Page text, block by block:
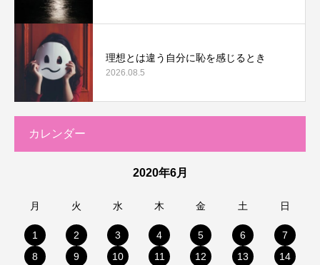
理想とは違う自分に恥を感じるとき
2026.08.5
カレンダー
2020年6月
月 火 水 木 金 土 日
1 2 3 4 5 6
7
8
9 10 11 12 13
14